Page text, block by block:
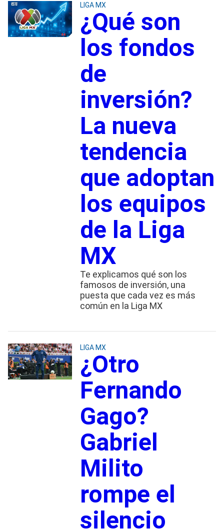
LIGA MX
¿Qué son
los fondos
de
inversión?
La nueva
tendencia
que adoptan
los equipos
de la Liga
MX
Te explicamos qué son los
famosos de inversión, una
puesta que cada vez es más
común en la Liga MX
LIGA MX
¿Otro
Fernando
Gago?
Gabriel
Milito
rompe el
silencio